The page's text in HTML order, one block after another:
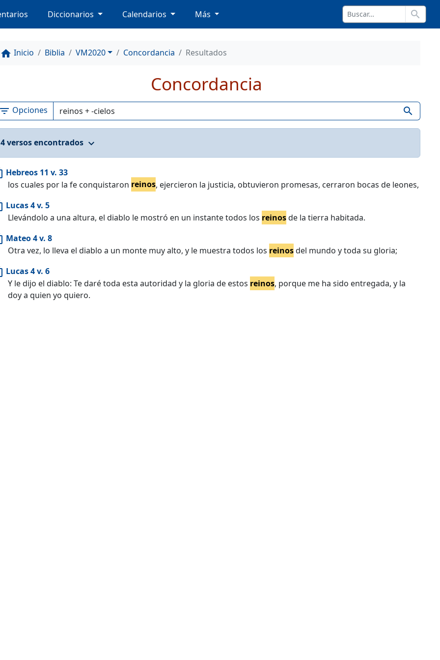
Diccionarios Calendarios Más search
home Inicio Biblia VM2020 Concordancia Resultados
Concordancia
filter_list Opciones search
4 versos encontrados expand_more
Hebreos 11 v. 33
los cuales por la fe conquistaron reinos, ejercieron la justicia, obtuvieron promesas, cerraron bocas de leones,
Lucas 4 v. 5
Llevándolo a una altura, el diablo le mostró en un instante todos los reinosde la tierra habitada.
Mateo 4 v. 8
Otra vez, lo lleva el diablo a un monte muy alto, y le muestra todos los reinosdel mundo y toda su gloria;
Lucas 4 v. 6
Y le dijo el diablo: Te daré toda esta autoridad y la gloria de estos reinos, porque me ha sido entregada, y la
doy a quien yo quiero.